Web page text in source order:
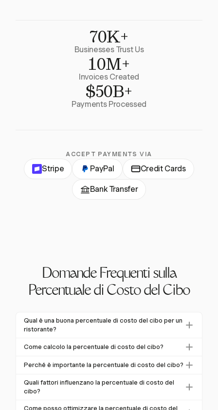
70K+
Businesses Trust Us
10M+
Invoices Created
$50B+
Payments Processed
ACCEPT PAYMENTS VIA
Stripe PayPal Credit Cards
Bank Transfer
Domande Frequenti sulla
Percentuale di Costo del Cibo
Qual è una buona percentuale di costo del cibo per un
ristorante?
Una buona percentuale di costo del cibo per un
intervallo indica una gestione efficiente delle spese
redditività.
Come calcolo la percentuale di costo del cibo?
Per calcolare la percentuale di costo del cibo, utilizza
di Cibo) × 100. Questo ti aiuta a valutare se i tuoi costi
sono allineati con gli standard del settore.
Perché è importante la percentuale di costo del cibo?
La percentuale di costo del cibo è importante perché
aiuta i ristoranti a valutare le loro strategie di prezzo e
Quali fattori influenzano la percentuale di costo del
cibo?
I fattori che influenzano la percentuale di costo del
Come posso ottimizzare la percentuale di costo del